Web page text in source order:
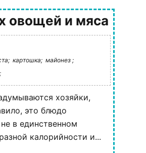
овощей и мяса
картошка; майонез ;
хозяйки,
это блюдо
в единственном
калорийности и...